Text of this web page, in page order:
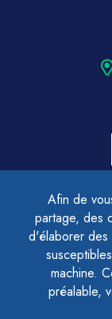
Afin de
partage, des
d'élaborer des
machine.
préalable,
CONTACTER